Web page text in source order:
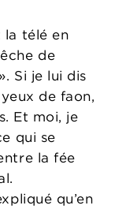
la télé en
de
Si je lui dis
de faon,
Et moi, je
qui se
la fée
qu’en